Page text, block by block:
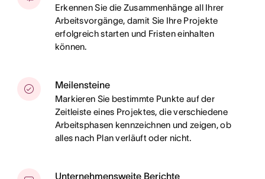
Erkennen Sie die Zusammenhänge all Ihrer
Arbeitsvorgänge, damit Sie Ihre Projekte
erfolgreich starten und Fristen einhalten
können.
Meilensteine
Markieren Sie bestimmte Punkte auf der
Zeitleiste eines Projektes, die verschiedene
Arbeitsphasen kennzeichnen und zeigen, ob
alles nach Plan verläuft oder nicht.
Unternehmensweite Berichte